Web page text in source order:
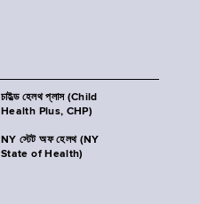
চাইল্ড হেলথ প্লাস (Child
Health Plus, CHP)
NY স্টেট অফ হেলথ (NY
State of Health)